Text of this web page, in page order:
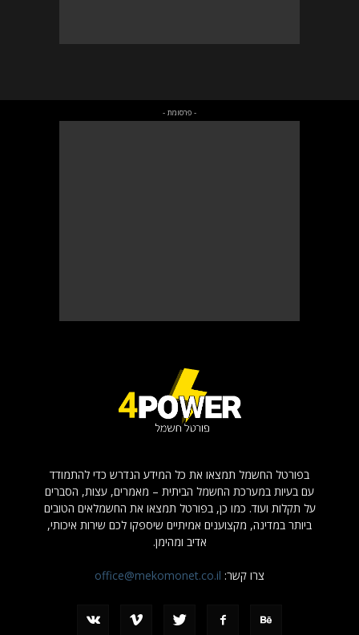
- פרסומת -
בפורטל החשמל תמצאו את כל המידע הנדרש כדי להתמודד
עם בעיות במערכת החשמל הביתית – מאמרים, עצות, הסברים
על תקלות ועוד. כמו כן, בפורטל תמצאו את החשמלאים הטובים
ביותר במדינה, מקצוענים אמיתיים שיספקו לכם שירות איכותי,
אדיב ומהימן.
צרו קשר: office@mekomonet.co.il